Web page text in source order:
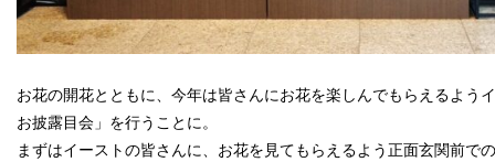
お花の開花とともに、今年は皆さんにお花を楽しんでもらえるよう
お披露目会」を行うことに。
まずはイーストの皆さんに、お花を見てもらえるよう正面玄関前で